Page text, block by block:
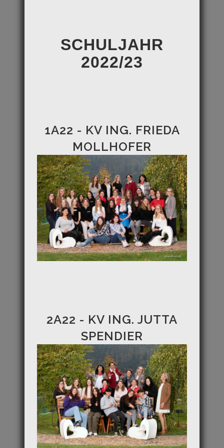
SCHULJAHR
2022/23
1A22 - KV ING. FRIEDA
MOLLHOFER
2A22 - KV ING. JUTTA
SPENDIER